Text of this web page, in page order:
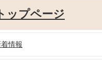
ップページ
情報